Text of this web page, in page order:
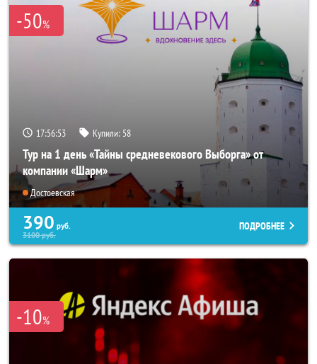
-50%
17:56:52 Купили: 58
Тур на 1 день «Тайны средневекового Выборга» от
компании «Шарм»
Достоевская
390 руб.
3100руб.
ПОДРОБНЕЕ
-10%